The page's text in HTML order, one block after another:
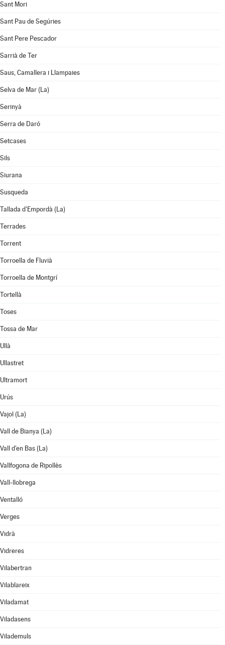
Sant Mori
Sant Pau de Segúries
Sant Pere Pescador
Sarrià de Ter
Saus, Camallera i Llampaies
Selva de Mar (La)
Serinyà
Serra de Daró
Setcases
Sils
Siurana
Susqueda
Tallada d'Empordà (La)
Terrades
Torrent
Torroella de Fluvià
Torroella de Montgrí
Tortellà
Toses
Tossa de Mar
Ullà
Ullastret
Ultramort
Urús
Vajol (La)
Vall de Bianya (La)
Vall d'en Bas (La)
Vallfogona de Ripollès
Vall-llobrega
Ventalló
Verges
Vidrà
Vidreres
Vilabertran
Vilablareix
Viladamat
Viladasens
Vilademuls